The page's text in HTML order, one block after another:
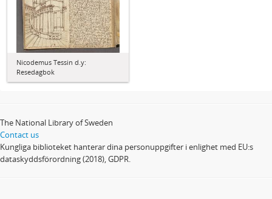
Nicodemus Tessin d.y:
Resedagbok
The National Library of Sweden
Contact us
Kungliga biblioteket hanterar dina personuppgifter i enlighet med EU:s
dataskyddsförordning (2018), GDPR.